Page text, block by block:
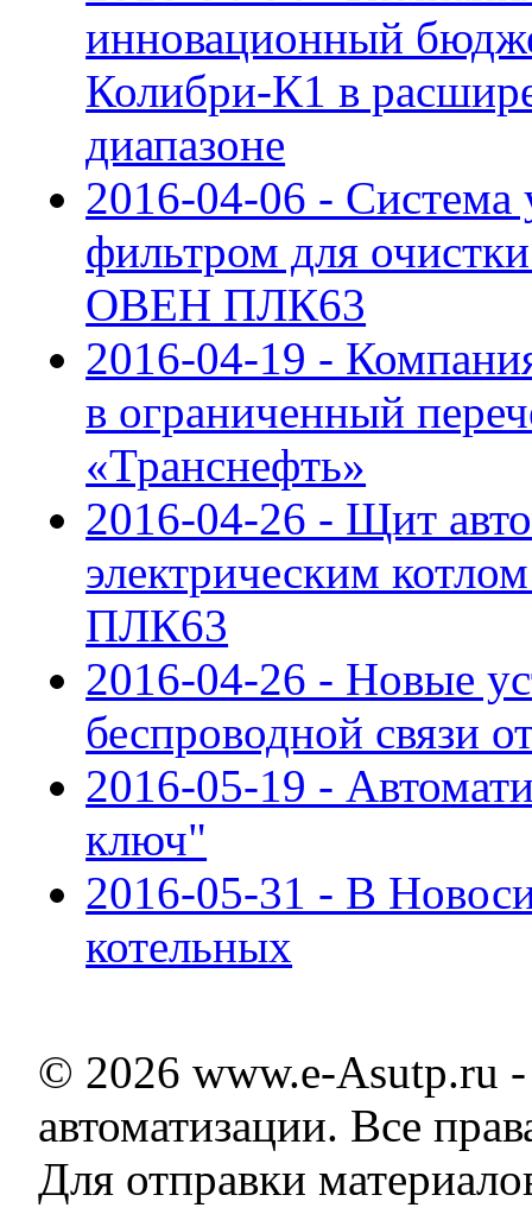
инновационный
Колибри-К1 в
диапазоне
2016-04-06 - Система
фильтром для очистки
ОВЕН ПЛК63
2016-04-19 -
в ограниченный
«Транснефть»
2016-04-26 - Щит
электрическим
ПЛК63
2016-04-26 - Новые
беспроводной связи
2016-05-19 -
ключ"
2016-05-31 - В
котельных
© 2026 www.e-Asutp.ru
автоматизации. Все
Для отправки